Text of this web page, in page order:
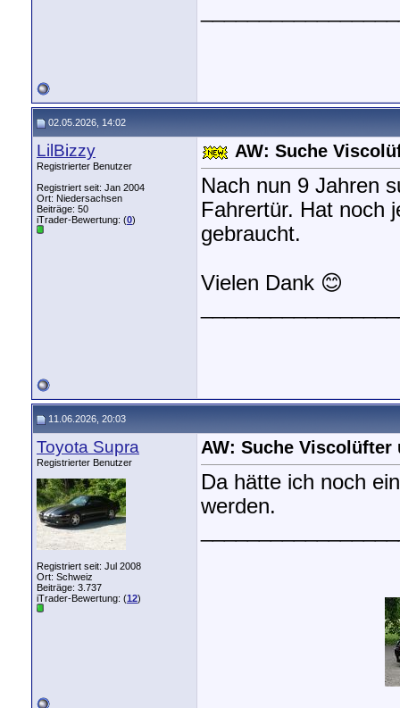
02.05.2026, 14:02
LilBizzy
Registrierter Benutzer
Registriert seit: Jan 2004
Ort: Niedersachsen
Beiträge: 50
iTrader-Bewertung: (0)
AW: Suche
Nach nun 9 Jahren
Fahrertür. Hat noch
gebraucht.
Vielen Dank 😊
11.06.2026, 20:03
Toyota Supra
Registrierter Benutzer
Registriert seit: Jul 2008
Ort: Schweiz
Beiträge: 3.737
iTrader-Bewertung: (12)
AW: Suche
Da hätte ich noch
werden.